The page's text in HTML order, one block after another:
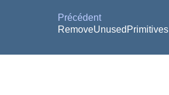
Précédent
RemoveUnusedPrimitives